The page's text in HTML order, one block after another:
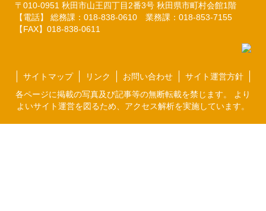
〒010-0951 秋田市山王四丁目2番3号 秋田県市町村会館1階
【電話】 総務課：018-838-0610 業務課：018-853-7155
【FAX】018-838-0611
サイトマップ リンク お問い合わせ
サイト運営方針
各ページに掲載の写真及び記事等の無断転載を禁じます。 より
よいサイト運営を図るため、アクセス解析を実施しています。